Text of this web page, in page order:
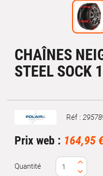
CHAÎNES
STEEL SOCK
Marque Réf :
Prix web : 164,95
Quantité